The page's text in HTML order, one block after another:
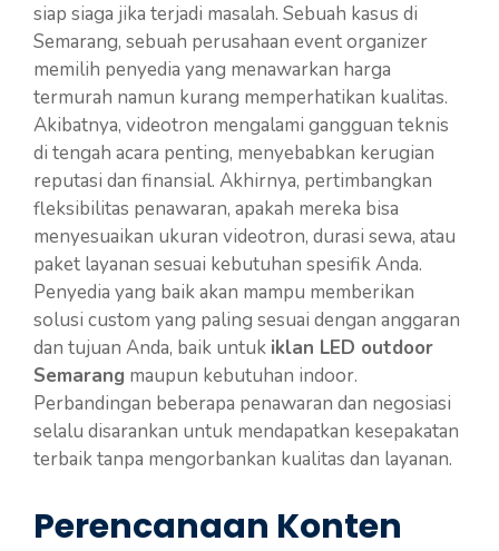
siap siaga jika terjadi masalah. Sebuah kasus di
Semarang, sebuah perusahaan event organizer
memilih penyedia yang menawarkan harga
termurah namun kurang memperhatikan kualitas.
Akibatnya, videotron mengalami gangguan teknis
di tengah acara penting, menyebabkan kerugian
reputasi dan finansial. Akhirnya, pertimbangkan
fleksibilitas penawaran, apakah mereka bisa
menyesuaikan ukuran videotron, durasi sewa, atau
paket layanan sesuai kebutuhan spesifik Anda.
Penyedia yang baik akan mampu memberikan
solusi custom yang paling sesuai dengan anggaran
dan tujuan Anda, baik untuk iklan LED outdoor
Semarang maupun kebutuhan indoor.
Perbandingan beberapa penawaran dan negosiasi
selalu disarankan untuk mendapatkan kesepakatan
terbaik tanpa mengorbankan kualitas dan layanan.
Perencanaan Konten